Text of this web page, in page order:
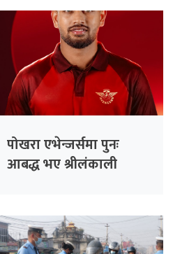
पोखरा एभेन्जर्समा पुनः
आबद्ध भए श्रीलंकाली